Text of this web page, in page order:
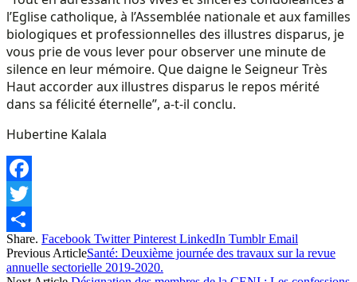
l’Eglise catholique, à l’Assemblée nationale et aux familles
biologiques et professionnelles des illustres disparus, je
vous prie de vous lever pour observer une minute de
silence en leur mémoire. Que daigne le Seigneur Très
Haut accorder aux illustres disparus le repos mérité
dans sa félicité éternelle”, a-t-il conclu.
Hubertine Kalala
Facebook
Twitter
Share
Share. Facebook Twitter Pinterest LinkedIn Tumblr Email
Previous ArticleSanté: Deuxième journée des travaux sur la revue
annuelle sectorielle 2019-2020.